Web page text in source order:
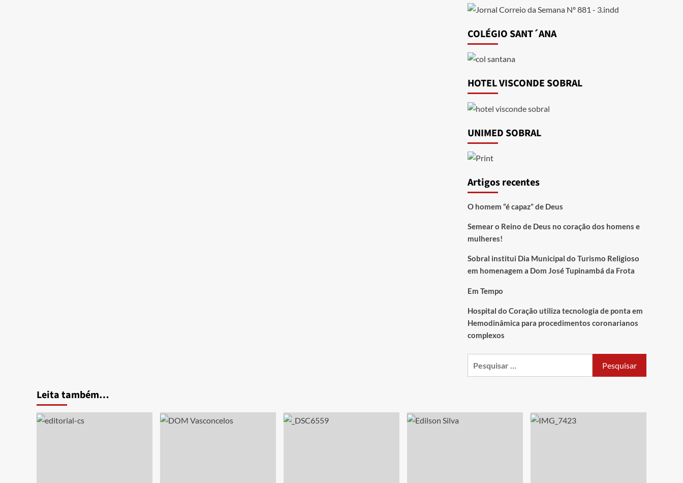
COLÉGIO SANT´ANA
HOTEL VISCONDE SOBRAL
UNIMED SOBRAL
Artigos recentes
O homem “é capaz” de Deus
Semear o Reino de Deus no coração dos homens e
mulheres!
Sobral institui Dia Municipal do Turismo Religioso
em homenagem a Dom José Tupinambá da Frota
Em Tempo
Hospital do Coração utiliza tecnologia de ponta em
Hemodinâmica para procedimentos coronarianos
complexos
Leita também…